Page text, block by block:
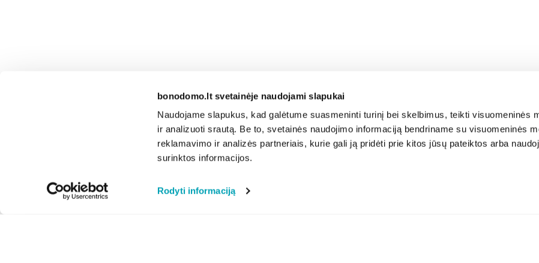
bonodomo.lt svetainėje naudojami slapukai
Naudojame slapukus, kad galėtume suasmeninti turinį bei skelbimus, teikti visuomeninės
ir analizuoti srautą. Be to, svetainės naudojimo informaciją bendriname su visuomeninės
reklamavimo ir analizės partneriais, kurie gali ją pridėti prie kitos jūsų pateiktos arba
surinktos informacijos.
Rodyti informaciją